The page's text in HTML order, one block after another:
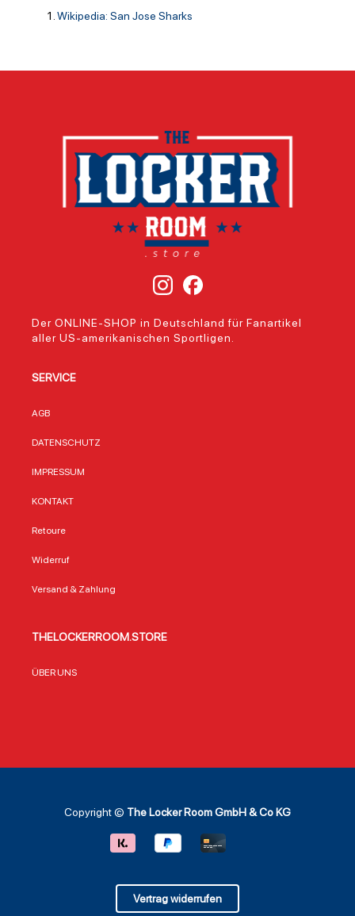
Wikipedia: San Jose Sharks
Der ONLINE-SHOP in Deutschland für Fanartikel
aller US-amerikanischen Sportligen.
SERVICE
AGB
DATENSCHUTZ
IMPRESSUM
KONTAKT
Retoure
Widerruf
Versand & Zahlung
THELOCKERROOM.STORE
ÜBER UNS
Copyright © The Locker Room GmbH & Co KG
Vertrag widerrufen